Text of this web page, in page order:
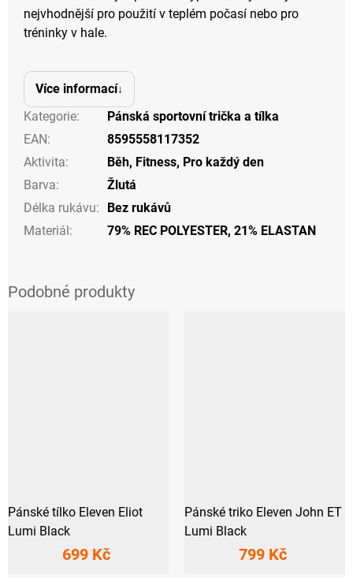
nejvhodnější pro použití v teplém počasí nebo pro
tréninky v hale.
Více informací
Kategorie:
Pánská sportovní trička a tílka
EAN:
8595558117352
Aktivita: Běh, Fitness, Pro každý den
Barva:
Žlutá
Délka rukávu:
Bez rukávů
Materiál: 79% REC POLYESTER, 21% ELASTAN
Pánské tílko Eleven Eliot
Lumi Black
699 Kč
Pánské triko Eleven John ET
Lumi Black
799 Kč